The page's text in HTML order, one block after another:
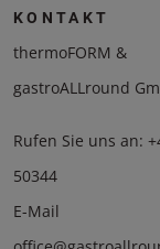
KONTAKT
thermoFORM &
gastroALLround
Rufen Sie uns an:
50344
E-Mail